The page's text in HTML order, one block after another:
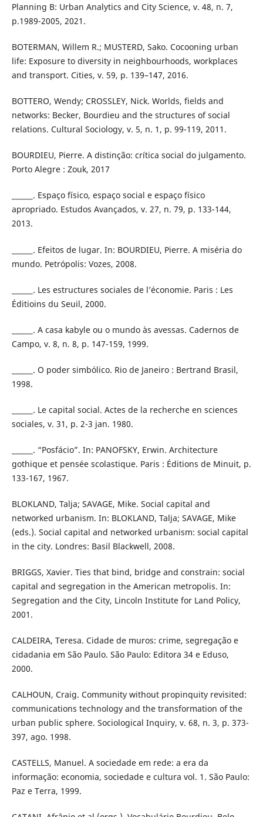
Planning B: Urban Analytics and City Science, v. 48, n. 7,
p.1989-2005, 2021.
BOTERMAN, Willem R.; MUSTERD, Sako. Cocooning urban
life: Exposure to diversity in neighbourhoods, workplaces
and transport. Cities, v. 59, p. 139–147, 2016.
BOTTERO, Wendy; CROSSLEY, Nick. Worlds, fields and
networks: Becker, Bourdieu and the structures of social
relations. Cultural Sociology, v. 5, n. 1, p. 99-119, 2011.
BOURDIEU, Pierre. A distinção: crítica social do julgamento.
Porto Alegre : Zouk, 2017
______. Espaço físico, espaço social e espaço físico
apropriado. Estudos Avançados, v. 27, n. 79, p. 133-144,
2013.
______. Efeitos de lugar. In: BOURDIEU, Pierre. A miséria do
mundo. Petrópolis: Vozes, 2008.
______. Les estructures sociales de l’économie. Paris : Les
Éditioins du Seuil, 2000.
______. A casa kabyle ou o mundo às avessas. Cadernos de
Campo, v. 8, n. 8, p. 147-159, 1999.
______. O poder simbólico. Rio de Janeiro : Bertrand Brasil,
1998.
______. Le capital social. Actes de la recherche en sciences
sociales, v. 31, p. 2-3 jan. 1980.
______. “Posfácio”. In: PANOFSKY, Erwin. Architecture
gothique et pensée scolastique. Paris : Éditions de Minuit, p.
133-167, 1967.
BLOKLAND, Talja; SAVAGE, Mike. Social capital and
networked urbanism. In: BLOKLAND, Talja; SAVAGE, Mike
(eds.). Social capital and networked urbanism: social capital
in the city. Londres: Basil Blackwell, 2008.
BRIGGS, Xavier. Ties that bind, bridge and constrain: social
capital and segregation in the American metropolis. In:
Segregation and the City, Lincoln Institute for Land Policy,
2001.
CALDEIRA, Teresa. Cidade de muros: crime, segregação e
cidadania em São Paulo. São Paulo: Editora 34 e Eduso,
2000.
CALHOUN, Craig. Community without propinquity revisited:
communications technology and the transformation of the
urban public sphere. Sociological Inquiry, v. 68, n. 3, p. 373-
397, ago. 1998.
CASTELLS, Manuel. A sociedade em rede: a era da
informação: economia, sociedade e cultura vol. 1. São Paulo:
Paz e Terra, 1999.